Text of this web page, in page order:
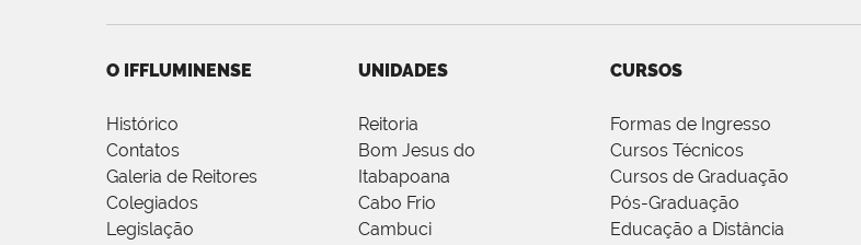
O IFFLUMINENSE
Histórico
Contatos
Galeria de Reitores
Colegiados
Legislação
UNIDADES
Reitoria
Bom Jesus do
Itabapoana
Cabo Frio
Cambuci
CURSOS
Formas de Ingresso
Cursos Técnicos
Cursos de Graduação
Pós-Graduação
Educação a Distância